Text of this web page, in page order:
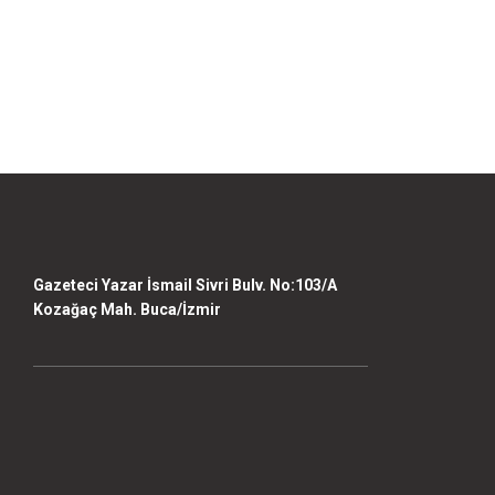
Gazeteci Yazar İsmail Sivri Bulv. No:103/A
Kozağaç Mah. Buca/İzmir